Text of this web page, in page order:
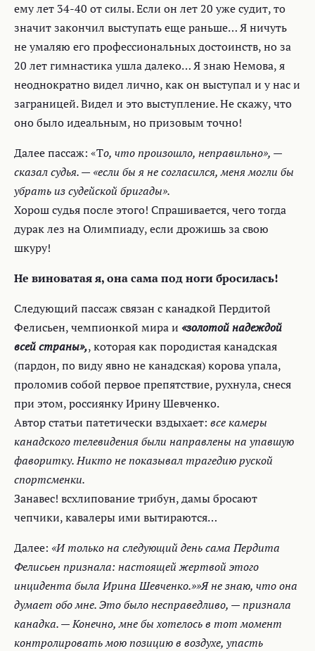
ему лет 34-40 от силы. Если он лет 20 уже судит, то
значит закончил выступать еще раньше… Я ничуть
не умаляю его профессиональных достоинств, но за
20 лет гимнастика ушла далеко… Я знаю Немова, я
неоднократно видел лично, как он выступал и у нас и
заграницей. Видел и это выступление. Не скажу, что
оно было идеальным, но призовым точно!
Далее пассаж: «То, что произошло, неправильно», —
сказал судья. — «если бы я не согласился, меня могли бы
убрать из судейской бригады».
Хорош судья после этого! Спрашивается, чего тогда
дурак лез на Олимпиаду, если дрожишь за свою
шкуру!
Не виноватая я, она сама под ноги бросилась!
Следующий пассаж связан с канадкой Пердитой
Фелисьен, чемпионкой мира и «золотой надеждой
всей страны»,, которая как породистая канадская
(пардон, по виду явно не канадская) корова упала,
проломив собой первое препятствие, рухнула, снеся
при этом, россиянку Ирину Шевченко.
Автор статьи патетически вздыхает: все камеры
канадского телевидения были направлены на упавшую
фаворитку. Никто не показывал трагедию руской
спортсменки.
Занавес! всхлипование трибун, дамы бросают
чепчики, кавалеры ими вытираются…
Далее: «И только на следующий день сама Пердита
Фелисьен признала: настоящей жертвой этого
инцидента была Ирина Шевченко.»»Я не знаю, что она
думает обо мне. Это было несправедливо, — признала
канадка. — Конечно, мне бы хотелось в тот момент
контролировать мою позицию в воздухе, упасть